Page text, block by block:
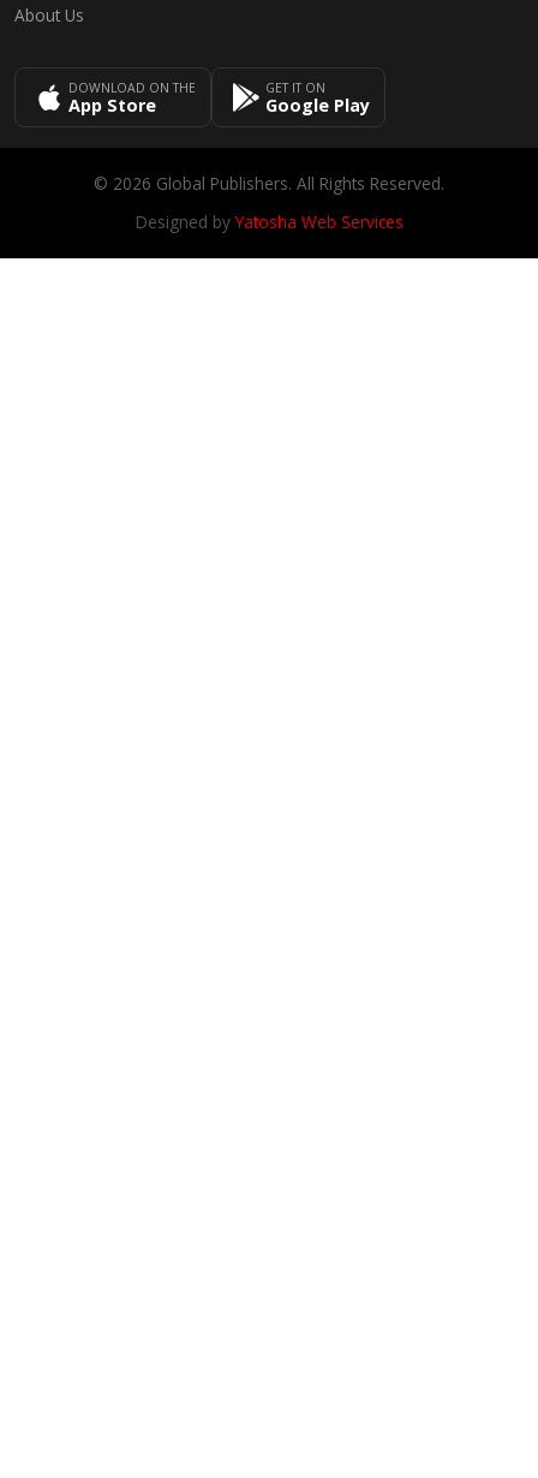
About Us
DOWNLOAD ON THE
App Store
GET IT ON
Google Play
© 2026 Global Publishers. All Rights Reserved.
Designed byYatosha Web Services